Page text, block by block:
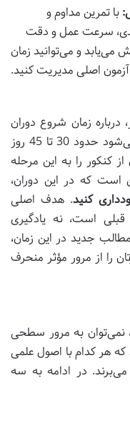
با تمرین مداوم و
سرعت عمل و دقت
می‌یابد و می‌توانید زمان
اصلی مدیریت کنید.
درباره زمان شروع دوران
جمع‌بندی است. به طور کلی، توصیه می‌شود حدود 30 تا 45 روز
کنکور را به این مرحله
است که در این دوران،
کنید. هدف اصلی
است، نه یادگیری
جدید در این زمان،
را از مرور مؤثر منحرف
نمی‌توان به مرور سطحی
هر کدام با اصول علمی
در ادامه به سه